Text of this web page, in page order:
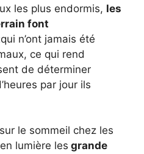
les plus endormis, les
font
qui n’ont jamais été
ce qui rend
de déterminer
par jour ils
le sommeil chez les
lumière les grande